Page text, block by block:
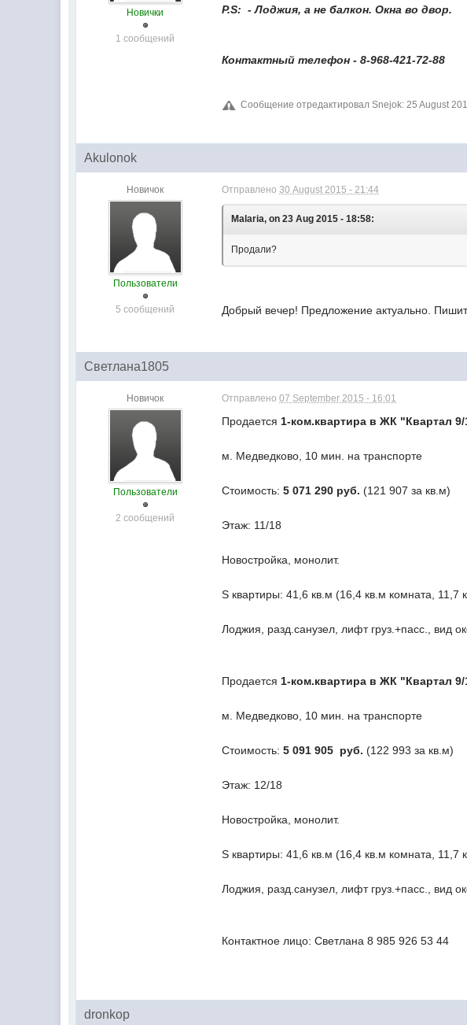
Новички
1 сообщений
P.S: - Лоджия, а не балкон. Окна во двор.
Контактный телефон - 8-968-421-72-88
Сообщение отредактировал Snejok: 25 August
Akulonok
Новичок
Пользователи
5 сообщений
Отправлено30 August 2015 - 21:44
Malaria, on 23 Aug 2015 - 18:58:
Продали?
Добрый вечер! Предложение актуально.
Светлана1805
Новичок
Пользователи
2 сообщений
Отправлено07 September 2015 - 16:01
Продается 1-ком.квартира в ЖК "Квартал 9/
м. Медведково, 10 мин. на транспорте
Стоимость:5 071 290 руб. (121 907 за кв.м)
Этаж: 11/18
Новостройка, монолит.
S квартиры: 41,6 кв.м (16,4 кв.м комната, 11,7
Лоджия, разд.санузел, лифт груз.+пасс., вид
Продается 1-ком.квартира в ЖК "Квартал 9/
м. Медведково, 10 мин. на транспорте
Стоимость:5 091 905 руб. (122 993 за кв.м)
Этаж: 12/18
Новостройка, монолит.
S квартиры: 41,6 кв.м (16,4 кв.м комната, 11,7
Лоджия, разд.санузел, лифт груз.+пасс., вид
Контактное лицо: Светлана 8 985 926 53 44
dronkop